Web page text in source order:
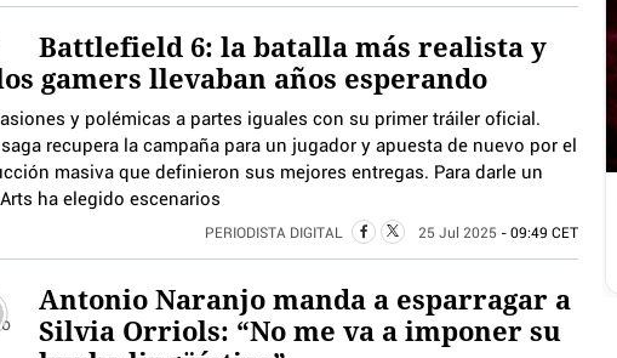
Battlefield 6: la batalla más realista y
gamers llevaban años esperando
y polémicas a partes iguales con su primer tráiler oficial.
recupera la campaña para un jugador y apuesta de nuevo por el
masiva que definieron sus mejores entregas. Para darle un
ha elegido escenarios
PERIODISTA DIGITAL 25 Jul 2025 - 09:49 CET
Antonio Naranjo manda a esparragar a
Silvia Orriols: “No me va a imponer su